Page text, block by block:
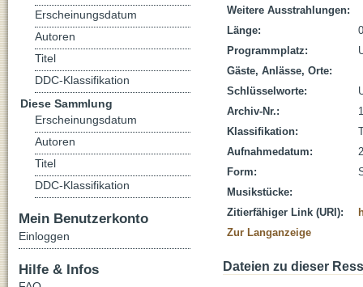
Weitere Ausstrahlungen:
Länge:
Programmplatz:
Gäste, Anlässe, Orte:
Schlüsselworte:
Archiv-Nr.:
Klassifikation:
Aufnahmedatum:
Form:
Musikstücke:
Zitierfähiger Link (URI):
Zur Langanzeige
Dateien zu dieser
Erscheinungsdatum
Autoren
Titel
DDC-Klassifikation
Diese Sammlung
Erscheinungsdatum
Autoren
Titel
DDC-Klassifikation
Mein Benutzerkonto
Einloggen
Hilfe & Infos